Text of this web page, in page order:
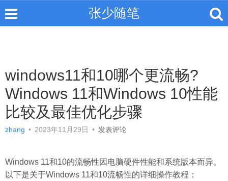
张少随笔
windows11和10哪个更流畅?
Windows 11和Windows 10性能
比较及最佳优化步骤
zhang • 2023年11月29日 • 发表评论
Windows 11和10的流畅性因电脑硬件性能和系统版本而异。
以下是关于Windows 11和10流畅性的详细操作教程：